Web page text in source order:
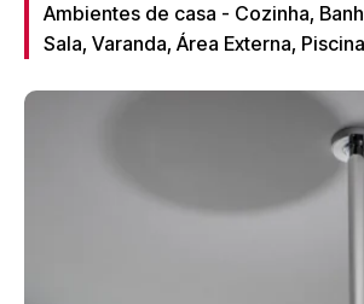
Ambientes de casa - Cozinha,
Sala, Varanda, Área Externa,